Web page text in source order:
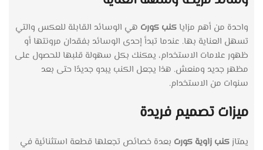
واحدة من أهم مزايا كنب كورت هي الوسائد القابلة للعكس والتي
تسهل العناية بها. عندما تبدأ إحدى الوسائد بفقدان مرونتها أو
ظهور علامات الاستخدام، يمكنك بكل سهولة قلبها للحصول على
مظهر جديد ومنعش. هذا يجعل الكنب يبدو جديدًا حتى بعد
سنوات من الاستخدام.
ميزات تصميم فريدة
يمتاز كنب زاوية كورت بعدة خصائص تجعلها قطعة استثنائية في